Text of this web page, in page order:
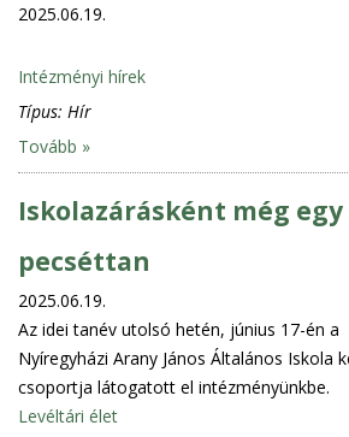
2025.06.19.
Intézményi hírek
Típus: Hír
Tovább »
Iskolazárásként még egy
pecséttan
2025.06.19.
Az idei tanév utolsó hetén, június 17-én a
Nyíregyházi Arany János Általános Iskola
csoportja látogatott el intézményünkbe.
Levéltári élet